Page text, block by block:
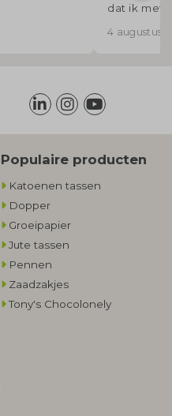
dat ik met
korte
4 augustus
Populaire producten
Katoenen tassen
Dopper
Groeipapier
Jute tassen
Pennen
Zaadzakjes
Tony's Chocolonely